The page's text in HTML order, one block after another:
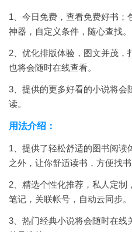
1、今日免费，查看免费好书；
神器，自定义条件，随心查找。
2、优化排版体验，图文并茂
也将会随时在线查看。
3、提供的更多好看的小说将会
读。
用法介绍：
1、提供了轻松舒适的图书阅
之外，让你舒适读书，方便找书
2、精选个性化推荐，私人定制
笔记，关联帐号，自动云同步。
3、热门经典小说将会随时在线